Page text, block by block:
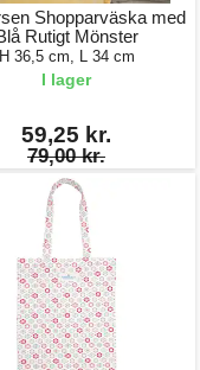
Shopparväska med
Rutigt Mönster
H 36,5 cm, L 34 cm
I lager
59,25 kr.
79,00 kr.